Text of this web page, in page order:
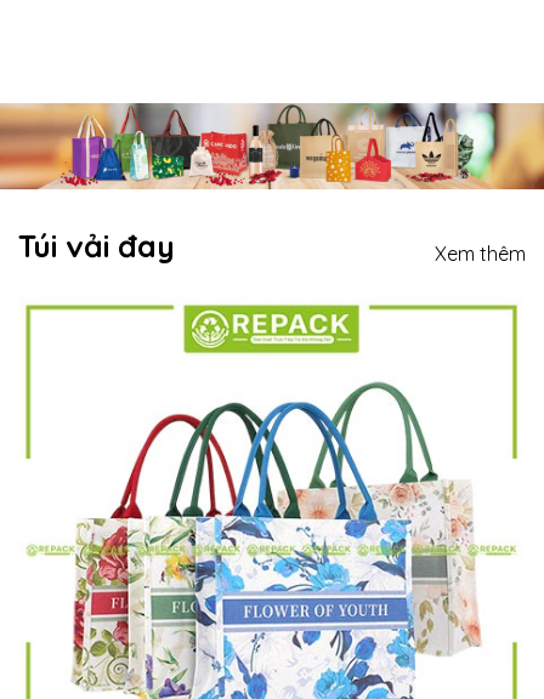
Túi vải đay Xem thêm